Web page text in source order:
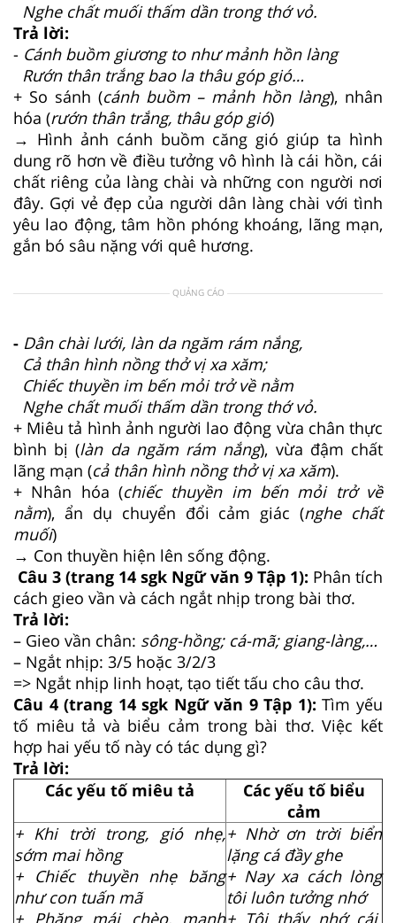
Nghe chất muối thấm dần trong thớ vỏ.
Trả lời:
- Cánh buồm giương to như mảnh hồn làng
Rướn thân trắng bao la thâu góp gió…
+ So sánh (cánh buồm – mảnh hồn làng), nhân
hóa (rướn thân trắng, thâu góp gió)
→ Hình ảnh cánh buồm căng gió giúp ta hình
dung rõ hơn về điều tưởng vô hình là cái hồn, cái
chất riêng của làng chài và những con người nơi
đây. Gợi vẻ đẹp của người dân làng chài với tình
yêu lao động, tâm hồn phóng khoáng, lãng mạn,
gắn bó sâu nặng với quê hương.
QUẢNG CÁO
- Dân chài lưới, làn da ngăm rám nắng,
Cả thân hình nồng thở vị xa xăm;
Chiếc thuyền im bến mỏi trở về nằm
Nghe chất muối thấm dần trong thớ vỏ.
+ Miêu tả hình ảnh người lao động vừa chân thực
bình bị (làn da ngăm rám nắng), vừa đậm chất
lãng mạn (cả thân hình nồng thở vị xa xăm).
+ Nhân hóa (chiếc thuyền im bến mỏi trở về
nằm), ẩn dụ chuyển đổi cảm giác (nghe chất
muối)
→ Con thuyền hiện lên sống động.
Câu 3 (trang 14 sgk Ngữ văn 9 Tập 1): Phân tích
cách gieo vần và cách ngắt nhịp trong bài thơ.
Trả lời:
– Gieo vần chân: sông-hồng; cá-mã; giang-làng,…
– Ngắt nhịp: 3/5 hoặc 3/2/3
=> Ngắt nhịp linh hoạt, tạo tiết tấu cho câu thơ.
Câu 4 (trang 14 sgk Ngữ văn 9 Tập 1):Tìm yếu
tố miêu tả và biểu cảm trong bài thơ. Việc kết
hợp hai yếu tố này có tác dụng gì?
Trả lời:
Các yếu tố miêu tả
Các yếu tố biểu
cảm
+ Khi trời trong, gió nhẹ,
sớm mai hồng
+ Chiếc thuyền nhẹ băng
như con tuấn mã
+ Phăng mái chèo, mạnh
+ Nhờ ơn trời biển
lặng cá đầy ghe
+ Nay xa cách lòng
tôi luôn tưởng nhớ
+ Tôi thấy nhớ cái